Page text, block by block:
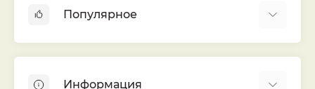
Популярное
Информация